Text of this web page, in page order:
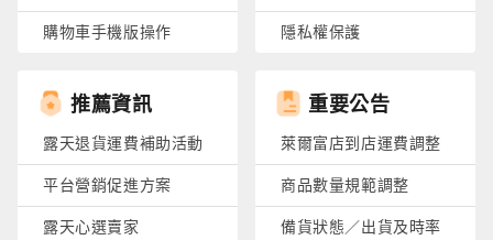
購物車手機版操作 隱私權保護
推薦資訊
露天退貨運費補助活動
平台營銷促進方案
露天心選賣家
重要公告
萊爾富店到店運費調整
商品數量規範調整
備貨狀態／出貨及時率